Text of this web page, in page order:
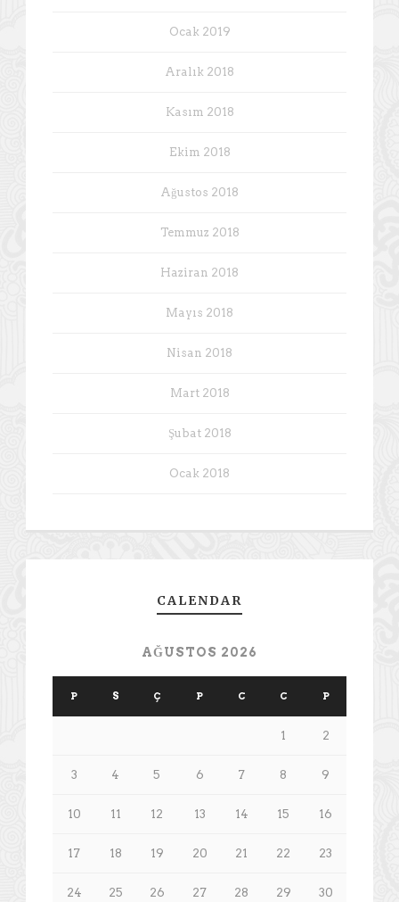
Ocak 2019
Aralık 2018
Kasım 2018
Ekim 2018
Ağustos 2018
Temmuz 2018
Haziran 2018
Mayıs 2018
Nisan 2018
Mart 2018
Şubat 2018
Ocak 2018
CALENDAR
AĞUSTOS 2026
P S Ç P C C P
1 2
3 4 5 6 7 8 9
10 11 12 13 14 15 16
17 18 19 20 21 22 23
24 25 26 27 28 29 30